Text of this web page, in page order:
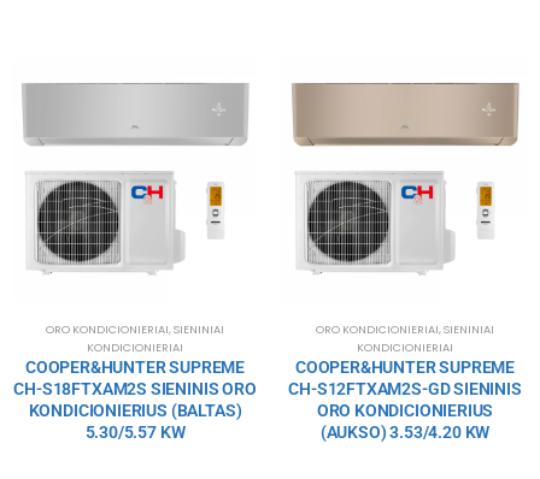
ORO KONDICIONIERIAI,SIENINIAI
KONDICIONIERIAI
COOPER&HUNTER SUPREME
CH-S18FTXAM2S SIENINIS ORO
KONDICIONIERIUS (BALTAS)
5.30/5.57 KW
ORO KONDICIONIERIAI,SIENINIAI
KONDICIONIERIAI
COOPER&HUNTER SUPREME
CH-S12FTXAM2S-GD SIENINIS
ORO KONDICIONIERIUS
(AUKSO) 3.53/4.20 KW